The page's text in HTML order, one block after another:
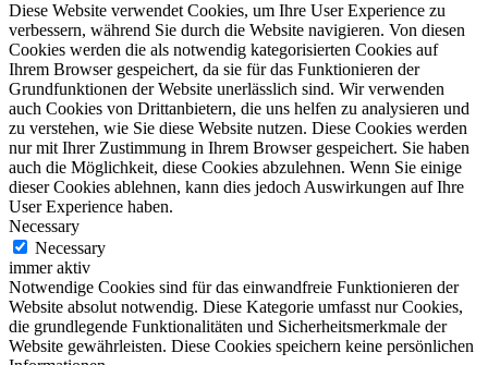
Diese Website verwendet Cookies, um Ihre User Experience zu
verbessern, während Sie durch die Website navigieren. Von diesen
Cookies werden die als notwendig kategorisierten Cookies auf
Ihrem Browser gespeichert, da sie für das Funktionieren der
Grundfunktionen der Website unerlässlich sind. Wir verwenden
auch Cookies von Drittanbietern, die uns helfen zu analysieren und
zu verstehen, wie Sie diese Website nutzen. Diese Cookies werden
nur mit Ihrer Zustimmung in Ihrem Browser gespeichert. Sie haben
auch die Möglichkeit, diese Cookies abzulehnen. Wenn Sie einige
dieser Cookies ablehnen, kann dies jedoch Auswirkungen auf Ihre
User Experience haben.
Necessary
Necessary
immer aktiv
Notwendige Cookies sind für das einwandfreie Funktionieren der
Website absolut notwendig. Diese Kategorie umfasst nur Cookies,
die grundlegende Funktionalitäten und Sicherheitsmerkmale der
Website gewährleisten. Diese Cookies speichern keine persönlichen